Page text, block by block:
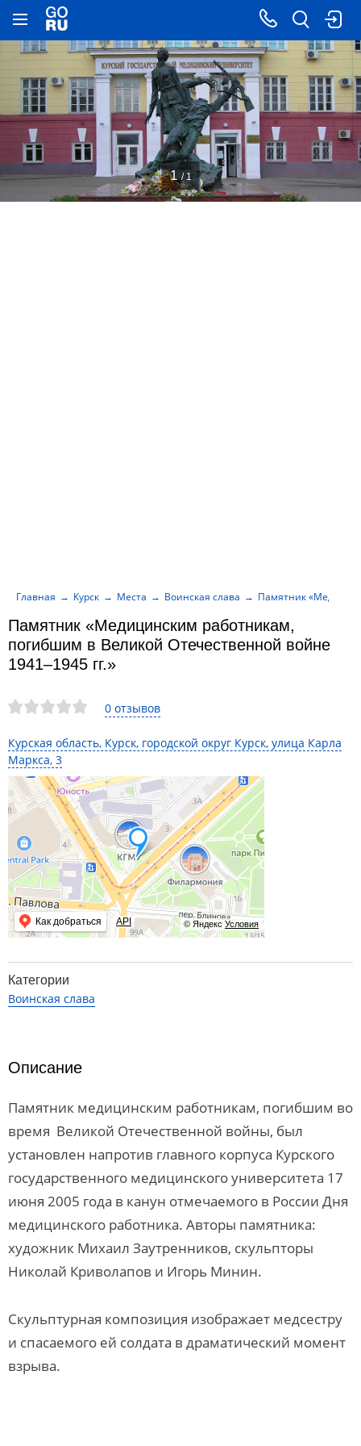
0 отзывов
Курская область, Курск, городской округ Курск, улица Карла
Маркса, 3
© Яндекс Условия
Как добраться API
Памятник «Медицинским работникам,
погибшим в Великой Отечественной войне
1941–1945 гг.»
Главная Курск Места Воинская слава Памятник
1 / 1
Категории
Воинская слава
Описание
Памятник медицинским работникам, погибшим во
время Великой Отечественной войны, был
установлен напротив главного корпуса Курского
государственного медицинского университета 17
июня 2005 года в канун отмечаемого в России Дня
медицинского работника. Авторы памятника:
художник Михаил Заутренников, скульпторы
Николай Криволапов и Игорь Минин.
Скульптурная композиция изображает медсестру
и спасаемого ей солдата в драматический момент
взрыва.